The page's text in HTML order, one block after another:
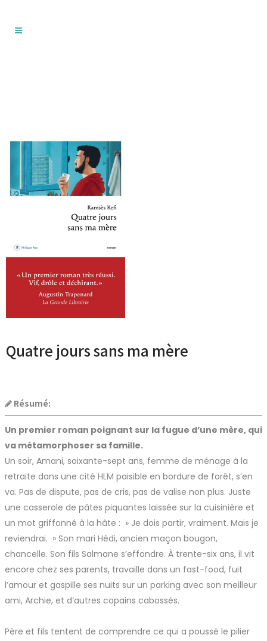
Quatre jours sans ma mère
Résumé:
Un premier roman poignant sur la fugue d’une mère, qui
va métamorphoser sa famille.
Un soir, Amani, soixante-sept ans, femme de ménage à la
retraite dans une cité HLM paisible en bordure de forêt, s’en
va. Pas de dispute, pas de cris, pas de valise non plus. Juste
une casserole de pâtes piquantes laissée sur la cuisinière et
un mot griffonné à la hâte : » Je dois partir, vraiment. Mais je
reviendrai. » Son mari Hédi, ancien maçon bougon,
chancelle. Son fils Salmane s’effondre. À trente-six ans, il vit
encore chez ses parents, travaille dans un fast-food, fuit
l’amour et gaspille ses nuits sur un parking avec son meilleur
ami, Archie, et d’autres copains cabossés.
Père et fils tentent de comprendre ce qui a poussé le pilier